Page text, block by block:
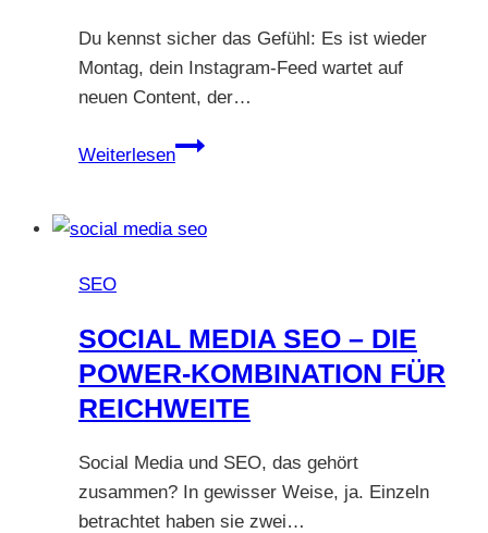
Du kennst sicher das Gefühl: Es ist wieder
Montag, dein Instagram-Feed wartet auf
neuen Content, der…
Weiterlesen
Content
du
weniger
Aufwand
mehr
erzielst
SEO
SOCIAL MEDIA SEO – DIE
POWER-KOMBINATION FÜR
REICHWEITE
Social Media und SEO, das gehört
zusammen? In gewisser Weise, ja. Einzeln
betrachtet haben sie zwei…